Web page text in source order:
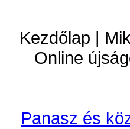
Kezdőlap |
Online
Panasz és